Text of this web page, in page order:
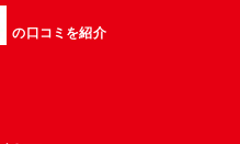
の口コミを紹介